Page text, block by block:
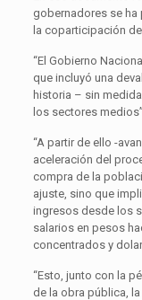
gobernadores se
la coparticipación
“El Gobierno
que incluyó una
historia – sin
los sectores
“A partir de ello -
aceleración del
compra de la
ajuste, sino que
ingresos desde los
salarios en pesos
concentrados y
“Esto, junto con la
de la obra pública,